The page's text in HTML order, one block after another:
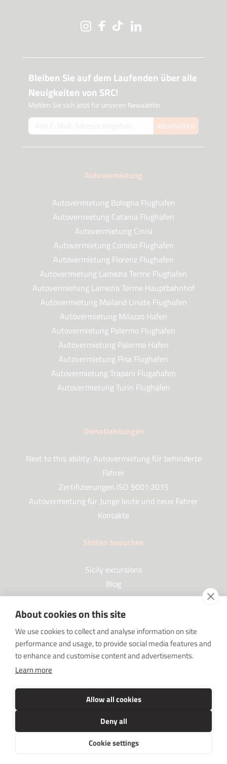
About cookies on this site
We use cookies to collect and analyse information on site
performance and usage, to provide social media features and
to enhance and customise content and advertisements.
Learn more
Allow all cookies
Deny all
Cookie settings
Bleiben Sie auf dem Laufenden über alle
Neuigkeiten von SRC!
Melden Sie sich jetzt für unseren Newsletter
ABONNIEREN
Autovermietung
Autovermietung Bologna Flughafen
Autovermietung Catania Flughafen
Autovermietung Cinisi
Autovermietung Comiso Flughafen
Autovermietung Florenz Flughafen
Autovermietung Lamezia Terme Flughafen
Autovermietung Lamezia Terme Hauptbahnhof
Autovermietung Mailand Linate Flughafen
Autovermietung Milazzo Hafen
Autovermietung Palermo Flughafen
Autovermietung Palermo Hafen
Autovermietung Pisa Flughafen
Autovermietung Trapani Flugahafen
Autovermietung Turin Flughafen
Dienstleistungen
Next to this ability: Autovermietung für behinderte
Fahrer
Zertifizierungen ISO 9001:2015
Autovermietung für Junge leute und neue Fahrer
Kontakte
Sizilien besuchen
Sicily excursions
Blog
Partner
Our Partners
SRC sostiene Imprenditore non sei solo